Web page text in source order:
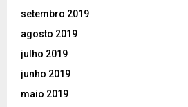
setembro 2019
agosto 2019
julho 2019
junho 2019
maio 2019